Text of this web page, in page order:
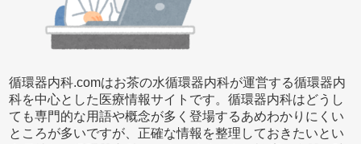
循環器内科.comはお茶の水循環器内科が運営する循環器内
科を中心とした医療情報サイトです。循環器内科はどうし
ても専門的な用語や概念が多く登場するあめわかりにくい
ところが多いですが、正確な情報を整理しておきたいとい